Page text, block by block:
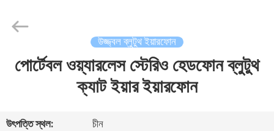
বাড়ি
Co,ltd.
উজ্জ্বল ব্লুটুথ ইয়ারফোন
পোর্টেবল ওয়্যারলেস স্টেরিও হেডফোন ব্লুটুথ
ক্যাট ইয়ার ইয়ারফোন
উৎপত্তি স্থল:
চীন